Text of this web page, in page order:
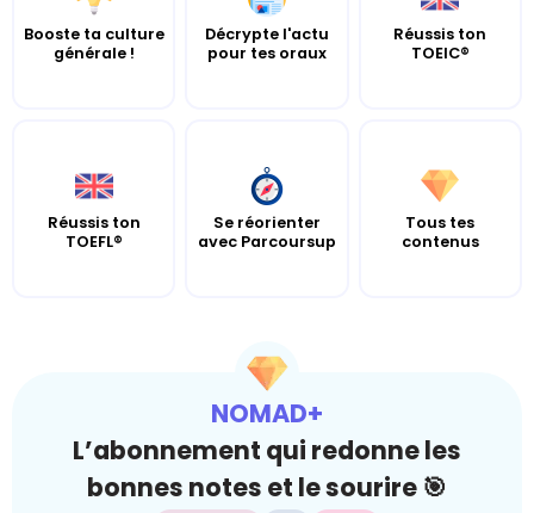
Booste ta culture
générale !
Décrypte l'actu
pour tes oraux
Réussis ton
TOEIC®
Réussis ton
TOEFL®
Se réorienter
avec Parcoursup
Tous tes
contenus
NOMAD+
L’abonnement qui redonne les
bonnes notes et le sourire 🎯